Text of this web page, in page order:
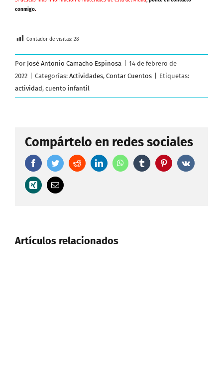
conmigo.
Contador de visitas: 28
Por José Antonio Camacho Espinosa
14 de febrero de
2022
Categorías: Actividades, Contar Cuentos
Etiquetas:
actividad, cuento infantil
Compártelo en redes sociales
FacebookTwitterRedditLinkedInWhatsAppTumblr Pinterest
Vk
Xing
Correo
electrónico
Artículos relacionados